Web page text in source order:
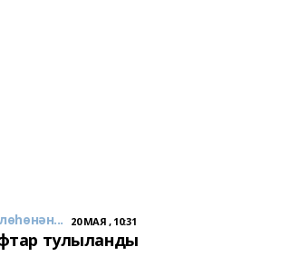
20 МАЯ , 10:31
тулыланды